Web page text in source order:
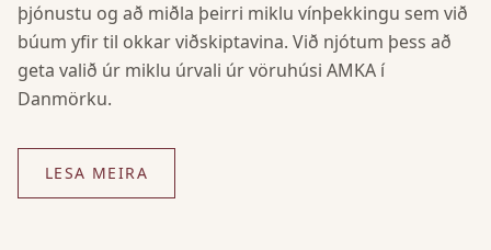
þjónustu og að miðla þeirri miklu vínþekkingu sem við
búum yfir til okkar viðskiptavina. Við njótum þess að
geta valið úr miklu úrvali úr vöruhúsi AMKA í
Danmörku.
LESA MEIRA